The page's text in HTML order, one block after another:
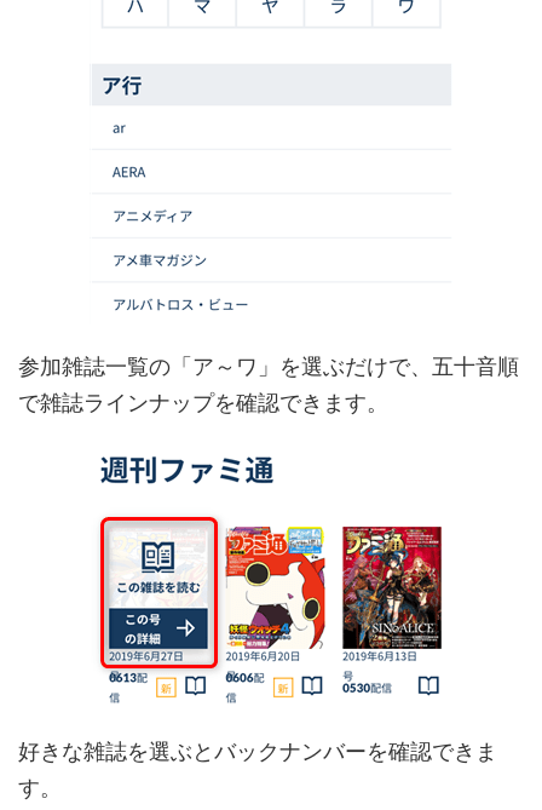
参加雑誌一覧の「ア～ワ」を選ぶだけで、五十音順
で雑誌ラインナップを確認できます。
好きな雑誌を選ぶとバックナンバーを確認できま
す。